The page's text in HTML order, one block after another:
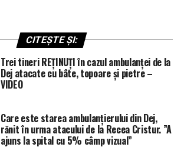
CITEȘTE ȘI:
Trei tineri REȚINUȚI în cazul ambulanței de la
Dej atacate cu bâte, topoare și pietre –
VIDEO
Care este starea ambulanțierului din Dej,
rănit în urma atacului de la Recea Cristur. ”A
ajuns la spital cu 5% câmp vizual”